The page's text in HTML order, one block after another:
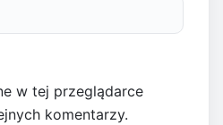
w tej przeglądarce
komentarzy.